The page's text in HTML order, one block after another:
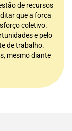
de recursos
que a força
coletivo.
e pelo
de trabalho.
mesmo diante